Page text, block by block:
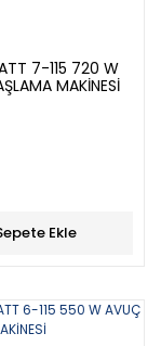
7-115 720 W
MAKİNESİ
Ekle